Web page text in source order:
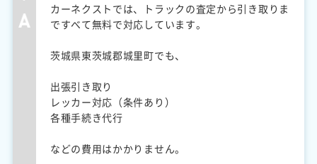
カーネクストでは、トラックの査定から引き取りま
ですべて無料で対応しています。
茨城県東茨城郡城里町でも、
出張引き取り
レッカー対応（条件あり）
各種手続き代行
などの費用はかかりません。